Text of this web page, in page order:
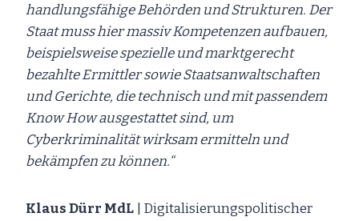
handlungsfähige Behörden und Strukturen. Der
Staat muss hier massiv Kompetenzen aufbauen,
beispielsweise spezielle und marktgerecht
bezahlte Ermittler sowie Staatsanwaltschaften
und Gerichte, die technisch und mit passendem
Know How ausgestattet sind, um
Cyberkriminalität wirksam ermitteln und
bekämpfen zu können.“
Klaus Dürr MdL | Digitalisierungspolitischer